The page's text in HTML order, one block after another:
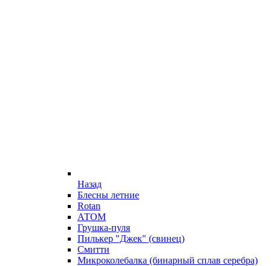
Назад
Блесны летние
Rotan
АТОМ
Грушка-пуля
Пилькер "Джек" (свинец)
Смитти
Микроколебалка (бинарный сплав серебра)